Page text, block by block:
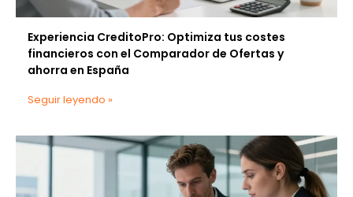
Experiencia CreditoPro: Optimiza tus costes
financieros con el Comparador de Ofertas y
ahorra en España
Seguir leyendo »